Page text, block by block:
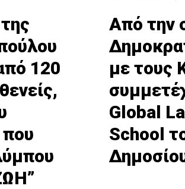
120
που
Από την
με τους
Global
School